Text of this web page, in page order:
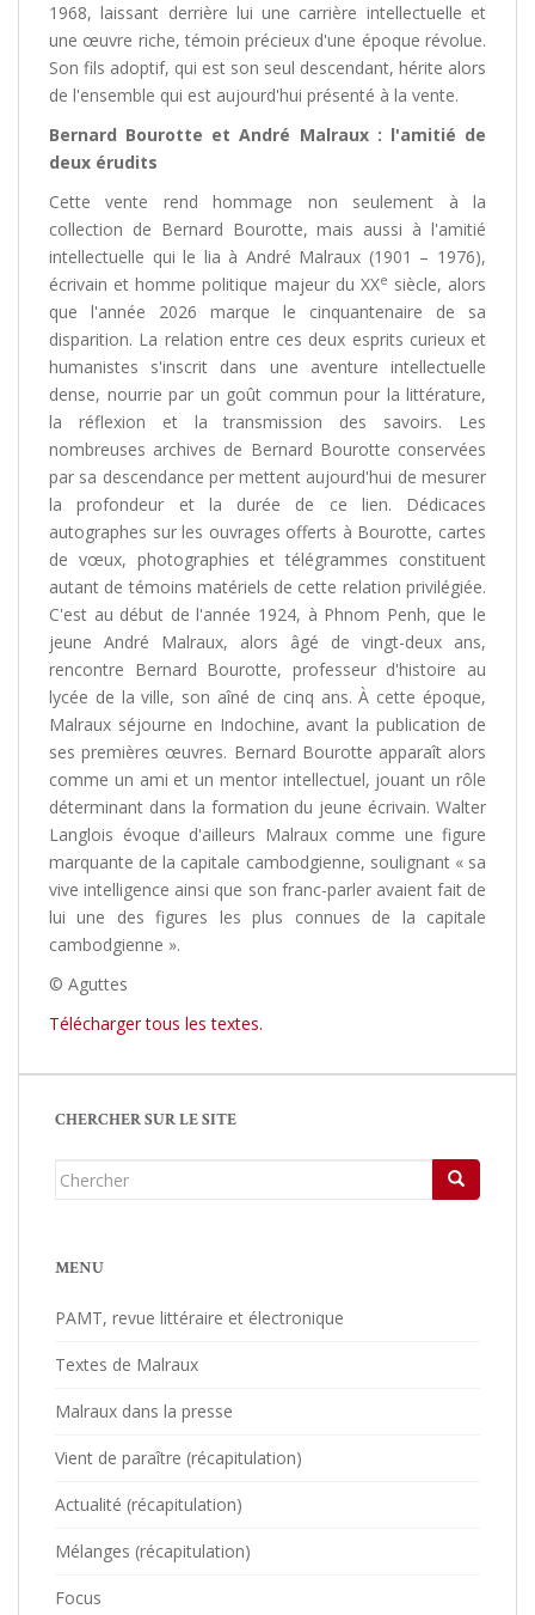
1968, laissant derrière lui une carrière intellectuelle et
une œuvre riche, témoin précieux d'une époque révolue.
Son fils adoptif, qui est son seul descendant, hérite alors
de l'ensemble qui est aujourd'hui présenté à la vente.
Bernard Bourotte et André Malraux : l'amitié de
deux érudits
Cette vente rend hommage non seulement à la
collection de Bernard Bourotte, mais aussi à l'amitié
intellectuelle qui le lia à André Malraux (1901 – 1976),
écrivain et homme politique majeur du XXe siècle, alors
que l'année 2026 marque le cinquantenaire de sa
disparition. La relation entre ces deux esprits curieux et
humanistes s'inscrit dans une aventure intellectuelle
dense, nourrie par un goût commun pour la littérature,
la réflexion et la transmission des savoirs. Les
nombreuses archives de Bernard Bourotte conservées
par sa descendance per mettent aujourd'hui de mesurer
la profondeur et la durée de ce lien. Dédicaces
autographes sur les ouvrages offerts à Bourotte, cartes
de vœux, photographies et télégrammes constituent
autant de témoins matériels de cette relation privilégiée.
C'est au début de l'année 1924, à Phnom Penh, que le
jeune André Malraux, alors âgé de vingt-deux ans,
rencontre Bernard Bourotte, professeur d'histoire au
lycée de la ville, son aîné de cinq ans. À cette époque,
Malraux séjourne en Indochine, avant la publication de
ses premières œuvres. Bernard Bourotte apparaît alors
comme un ami et un mentor intellectuel, jouant un rôle
déterminant dans la formation du jeune écrivain. Walter
Langlois évoque d'ailleurs Malraux comme une figure
marquante de la capitale cambodgienne, soulignant « sa
vive intelligence ainsi que son franc-parler avaient fait de
lui une des figures les plus connues de la capitale
cambodgienne ».
© Aguttes
Télécharger tous les textes.
CHERCHER SUR LE SITE
Chercher...
MENU
PAMT, revue littéraire et électronique
Textes de Malraux
Malraux dans la presse
Vient de paraître (récapitulation)
Actualité (récapitulation)
Mélanges (récapitulation)
Focus